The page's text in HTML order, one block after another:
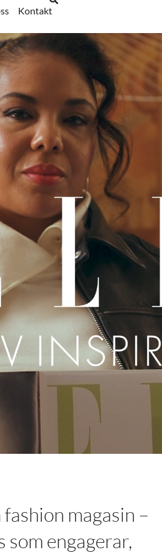
Kontakt
magasin –
engagerar,